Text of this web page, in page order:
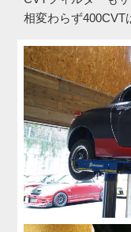
相変わらず400CVT